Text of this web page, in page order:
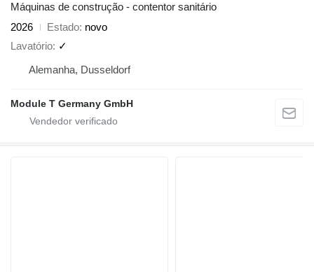
Máquinas de construção - contentor sanitário
2026
Estado novo
Lavatório ✓
Alemanha, Dusseldorf
Module T Germany GmbH